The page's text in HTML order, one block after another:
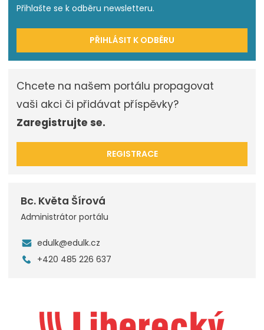
Přihlašte se k odběru newsletteru.
PŘIHLÁSIT K ODBĚRU
Chcete na našem portálu propagovat
vaši akci či přidávat příspěvky?
Zaregistrujte se.
REGISTRACE
Bc. Květa Šírová
Administrátor portálu
edulk@edulk.cz
+420 485 226 637